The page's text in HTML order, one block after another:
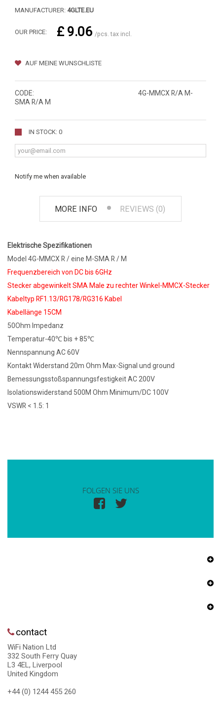
MANUFACTURER: 4GLTE.EU
OUR PRICE: £ 9.06 /pcs. tax incl.
AUF MEINE WUNSCHLISTE
CODE:
4G-MMCX R/A M-
SMA R/A M
IN STOCK: 0
Notify me when available
MORE INFO REVIEWS (0)
Elektrische Spezifikationen
Model 4G-MMCX R / eine M-SMA R / M
Frequenzbereich von DC bis 6GHz
Stecker abgewinkelt SMA Male zu rechter Winkel-MMCX-Stecker
Kabeltyp RF1.13/RG178/RG316 Kabel
Kabellänge 15CM
50Ohm Impedanz
Temperatur-40℃ bis + 85℃
Nennspannung AC 60V
Kontakt Widerstand 20m Ohm Max-Signal und ground
Bemessungsstoßspannungsfestigkeit AC 200V
Isolationswiderstand 500M Ohm Minimum/DC 100V
VSWR < 1.5: 1
FOLGEN SIE UNS
contact
WiFi Nation Ltd
332 South Ferry Quay
L3 4EL, Liverpool
United Kingdom
+44 (0) 1244 455 260